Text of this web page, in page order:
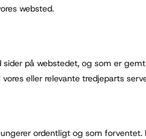
websted.
på webstedet, og som er
eller relevante tredjeparts
ordentligt og som forventet.